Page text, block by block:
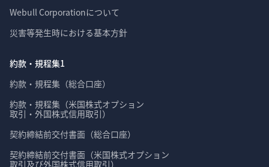
Webull Corporationについて
災害等発生時における基本方針
約款・規程集1
約款・規程集（総合口座）
約款・規程集（米国株式オプション
取引・外国株式信用取引）
契約締結前交付書面（総合口座）
契約締結前交付書面（米国株式オプション
取引及び外国株式信用取引）